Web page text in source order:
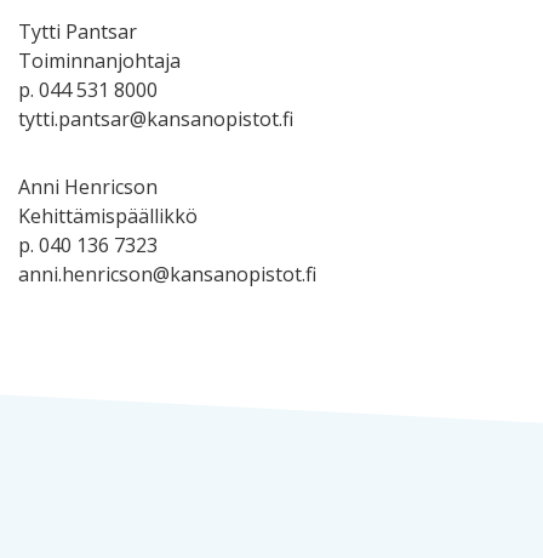
Tytti Pantsar
Toiminnanjohtaja
p. 044 531 8000
tytti.pantsar@kansanopistot.fi
Anni Henricson
Kehittämispäällikkö
p. 040 136 7323
anni.henricson@kansanopistot.fi